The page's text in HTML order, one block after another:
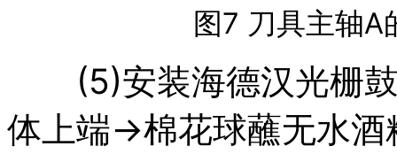
图7 刀具主轴A
(5)安装海德汉光栅鼓
体上端→棉花球蘸无水